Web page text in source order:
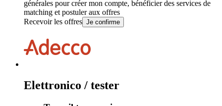
générales pour créer mon compte, bénéficier des services de
matching et postuler aux offres
Recevoir les offres Je confirme
Elettronico / tester